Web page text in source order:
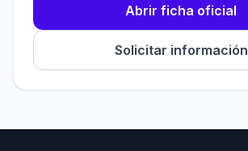
Abrir ficha oficial
Solicitar información